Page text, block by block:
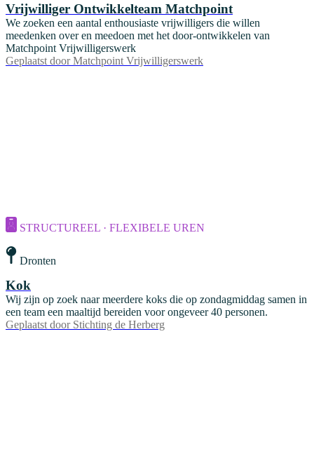
Vrijwilliger Ontwikkelteam Matchpoint
We zoeken een aantal enthousiaste vrijwilligers die willen
meedenken over en meedoen met het door-ontwikkelen van
Matchpoint Vrijwilligerswerk
Geplaatst door Matchpoint Vrijwilligerswerk
STRUCTUREEL · FLEXIBELE UREN
Dronten
Kok
Wij zijn op zoek naar meerdere koks die op zondagmiddag samen in
een team een maaltijd bereiden voor ongeveer 40 personen.
Geplaatst door Stichting de Herberg